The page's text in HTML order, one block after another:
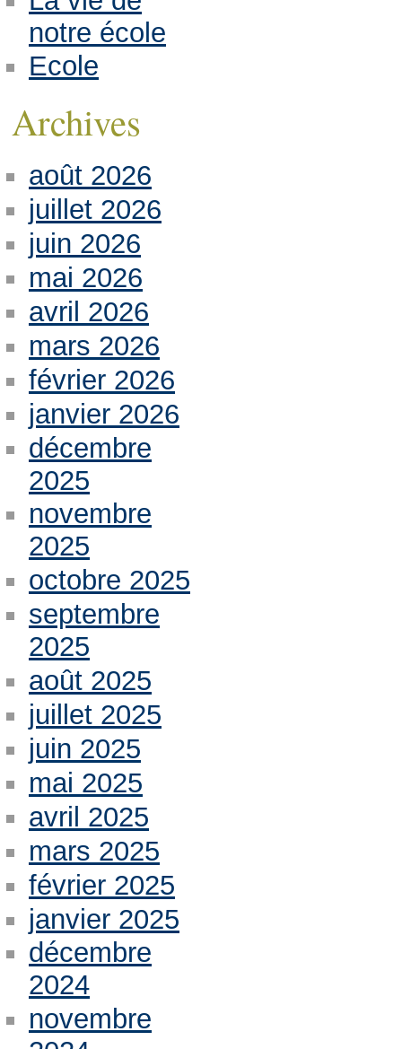
notre école
Ecole
Archives
août 2026
juillet 2026
juin 2026
mai 2026
avril 2026
mars 2026
février 2026
janvier 2026
décembre
2025
novembre
2025
octobre 2025
septembre
2025
août 2025
juillet 2025
juin 2025
mai 2025
avril 2025
mars 2025
février 2025
janvier 2025
décembre
2024
novembre